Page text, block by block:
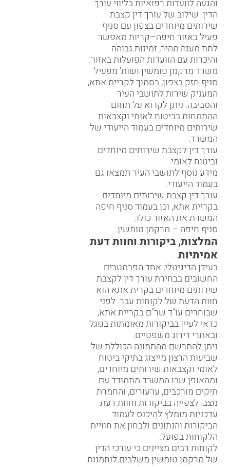
והגעה לוועדות רפואיות בליווי עורך
הדין. שילוב של עורך דין קצבת
שירותים מיוחדים בצפון עם סניף
פעיל באזור חיפה–קריות מאפשר
לתת מענה מהיר, זמינות גבוהה
והיכרות עם הוועדות הפועלות באזור.
משרד מרקמן טומשין ושות' מפעיל
סניף חזק בצפון, בסמוך לקריית אתא,
המעניק שירות לתושבי העיר
והסביבה. ניתן לקרוא על תחום
ההתמחות בביטוח לאומי וקצבאות
שירותים מיוחדים בעמוד הייעודי של
המשרד:
עורך דין לקצבת שירותים מיוחדים
וביטוח לאומי.
מידע נוסף לתושבי העיר תמצאו גם
בעמוד הייעודי:
עורך דין קצבת שירותים מיוחדים
בקריית אתא, וכן בעמוד סניף חיפה
המשרת את האזור כולו:
סניף חיפה – מרקמן טומשין.
המלצות, ביקורות וחוות דעת
אמיתיות
בעידן הדיגיטלי, אחד הפרמטרים
החשובים בבחירת עורך דין לקצבת
שירותים מיוחדים בקרית אתא הוא
חוות הדעת של לקוחות עבר. לפני
שבוחרים עו"ד שר"ם בקריית אתא,
כדאי לעיין בביקורות מאומתות בגוגל
ובאתרי דירוג משפטיים.
ניתן להתרשם מהתמונה הכוללת של
שביעות הרצון מייצוג בתיקי ביטוח
לאומי וקצבאות שירותים מיוחדים,
ומהאופן שבו המשרד מתמודד עם
תיקים מורכבים, ערעורים, והחמרת
מצב. לצפייה בביקורות וחוות דעת
עדכניות מומלץ להיכנס לעמוד
הביקורות והנתונים ולבחון את חוויית
הלקוחות בפועל.
לקוחות רבים מציינים כי עורכי הדין
של מרקמן טומשין משלבים לוחמנות